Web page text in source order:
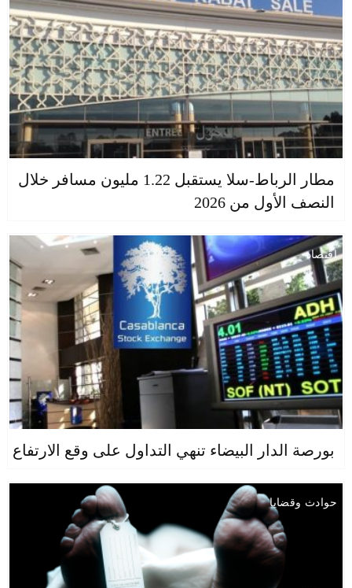
مطار الرباط-سلا يستقبل 1.22 مليون مسافر خلال
النصف الأول من 2026
اقتصاد
بورصة الدار البيضاء تنهي التداول على وقع الارتفاع
حوادث وقضايا